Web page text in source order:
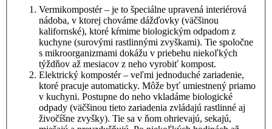
Vermikompostér – je to špeciálne upravená interiérová
nádoba, v ktorej chováme dážďovky (väčšinou
kalifornské), ktoré kŕmime biologickým odpadom z
kuchyne (surovými rastlinnými zvyškami). Tie spoločne
s mikroorganizmami dokážu v priebehu niekoľkých
týždňov až mesiacov z neho vyrobiť kompost.
Elektrický kompostér – veľmi jednoduché zariadenie,
ktoré pracuje automaticky. Môže byť umiestnený priamo
v kuchyni. Postupne do neho vkladáme biologické
odpady (väčšinou tieto zariadenia zvládajú rastlinné aj
živočíšne zvyšky). Tie sa v ňom ohrievajú, sekajú,